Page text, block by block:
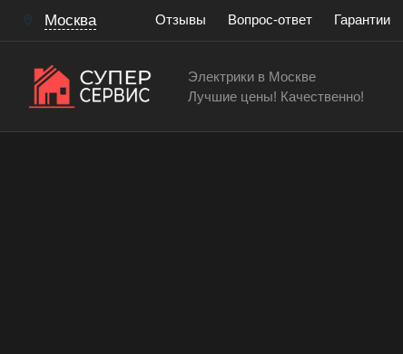
Москва Отзывы Вопрос-ответ Гарантии
Электрики в Москве
Лучшие цены! Качественно!